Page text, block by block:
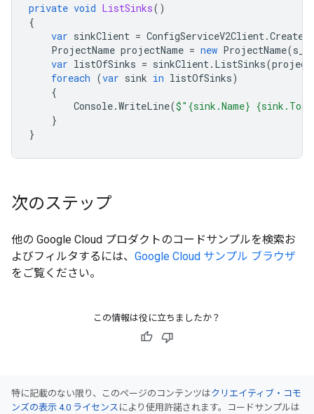
private void ListSinks()
{
var sinkClient = ConfigServiceV2Client.Create
ProjectName projectName = new ProjectName(
var listOfSinks = sinkClient. ListSinks(
foreach (var sink in listOfSinks)
{
Console.WriteLine($"{sink.Name}
}
}
次のステップ
他の Google Cloud プロダクトのコードサンプルを検索お
よびフィルタするには、 Google Cloud サンプル ブラウザ
をご覧ください。
この情報は役に立ちましたか？
特に記載のない限り、このページのコンテンツはクリエイティブ・コモ
ンズの表示 4.0 ライセンス により使用許諾されます。コードサンプルは